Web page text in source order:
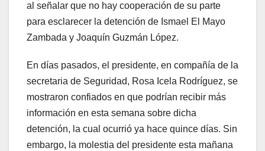
al señalar que no hay cooperación de su parte
para esclarecer la detención de Ismael El Mayo
Zambada y Joaquín Guzmán López.
En días pasados, el presidente, en compañía de la
secretaria de Seguridad, Rosa Icela Rodríguez, se
mostraron confiados en que podrían recibir más
información en esta semana sobre dicha
detención, la cual ocurrió ya hace quince días. Sin
embargo, la molestia del presidente esta mañana